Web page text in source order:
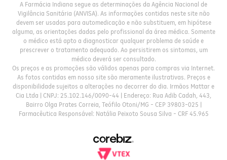
A Farmácia Indiana segue as determinações da Agência Nacional de
Vigilância Sanitária (ANVISA). As informações contidas neste site não
devem ser usadas para automedicação e não substituem, em hipótese
alguma, as orientações dadas pelo profissional da área médica. Somente
o médico está apto a diagnosticar qualquer problema de saúde e
prescrever o tratamento adequado. Ao persistirem os sintomas, um
médico deverá ser consultado.
Os preços e as promoções são válidos apenas para compras via Internet.
As fotos contidas em nosso site são meramente ilustrativas. Preços e
disponibilidade sujeitos a alterações no decorrer do dia. Irmãos Mattar e
Cia Ltda | CNPJ: 25.102.146/0090-44 | Endereço: Rua Adib Cadah, 443,
Bairro Olga Prates Correia, Teófilo Otoni/MG - CEP 39803-025 |
Farmacêutica Responsável: Natália Peixoto Sousa Silva - CRF 45.965